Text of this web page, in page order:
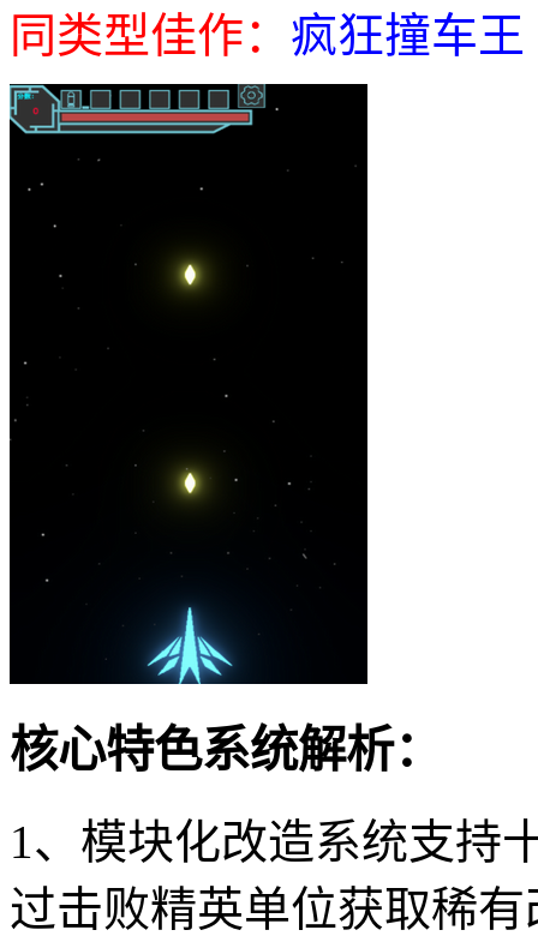
同类型佳作： 疯狂撞车王
核心特色系统解析：
1、模块化改造系统支持
过击败精英单位获取稀